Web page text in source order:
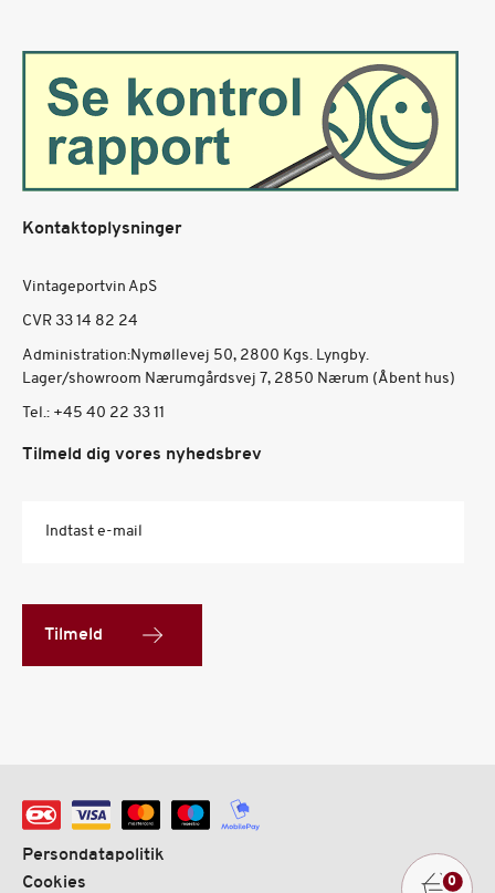
0
Kontaktoplysninger
Vintageportvin ApS
CVR 33 14 82 24
Administration:Nymøllevej 50, 2800 Kgs. Lyngby.
Lager/showroom Nærumgårdsvej 7, 2850 Nærum (Åbent hus)
Tel.: +45 40 22 33 11
Tilmeld dig vores nyhedsbrev
Indtast e-mail
Tilmeld
Persondatapolitik
Cookies